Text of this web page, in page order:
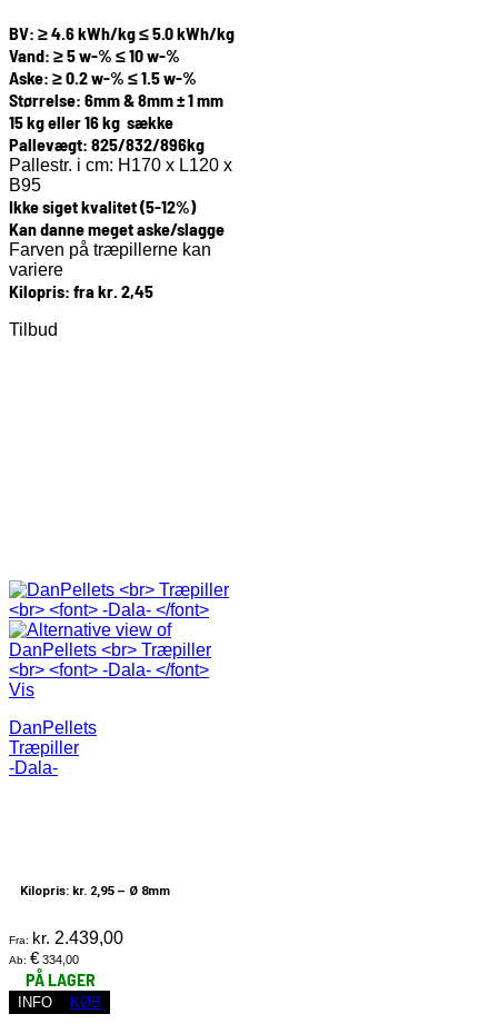
BV: ≥ 4.6 kWh/kg ≤ 5.0 kWh/kg
Vand: ≥ 5 w-% ≤ 10 w-%
Aske: ≥ 0.2 w-% ≤ 1.5 w-%
Størrelse: 6mm & 8mm ± 1 mm
15 kg eller 16 kg sække
Pallevægt: 825/832/896kg
Pallestr. i cm: H170 x L120 x
B95
Ikke siget kvalitet (5-12%)
Kan danne meget aske/slagge
Farven på træpillerne kan
variere
Kilopris: fra kr. 2,45
Tilbud
Vis
DanPellets
Træpiller
-Dala-
Kilopris: kr. 2,95 – Ø 8mm
Fra: kr. 2.439,00
Ab: € 334,00
PÅ LAGER
INFO KØB